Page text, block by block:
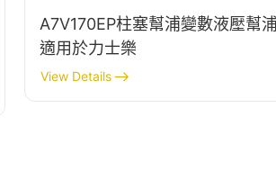
A7V170EP柱塞幫浦變數液壓幫
適用於力士樂
View Details